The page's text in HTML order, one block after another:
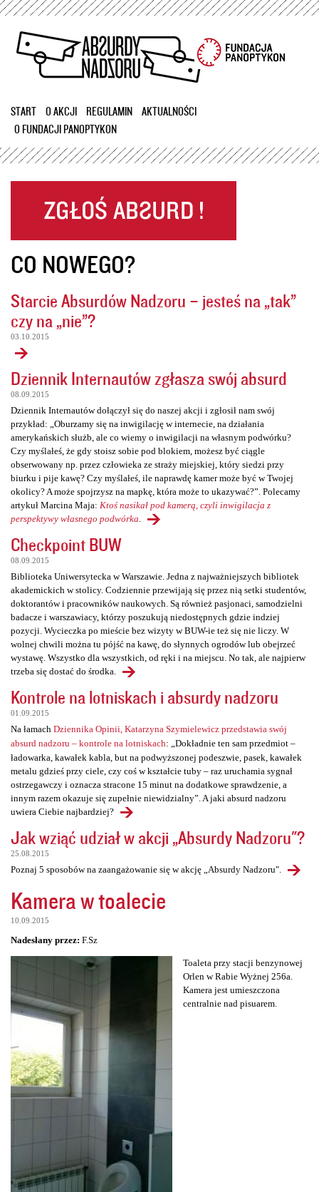
Przejdź
treści
START O AKCJI REGULAMIN
AKTUALNOŚCI
O FUNDACJI PANOPTYKON
CO NOWEGO?
Starcie Absurdów Nadzoru – jesteś na „tak”
czy na „nie”?
03.10.2015
Dziennik Internautów zgłasza swój absurd
08.09.2015
Dziennik Internautów dołączył się do naszej akcji i zgłosił nam swój
przykład: „Oburzamy się na inwigilację w internecie, na działania
amerykańskich służb, ale co wiemy o inwigilacji na własnym podwórku?
Czy myślałeś, że gdy stoisz sobie pod blokiem, możesz być ciągle
obserwowany np. przez człowieka ze straży miejskiej, który siedzi przy
biurku i pije kawę? Czy myślałeś, ile naprawdę kamer może być w Twojej
okolicy? A może spojrzysz na mapkę, która może to ukazywać?”. Polecamy
artykuł Marcina Maja: Ktoś nasikał pod kamerą, czyli inwigilacja z
perspektywy własnego podwórka
Checkpoint BUW
08.09.2015
Biblioteka Uniwersytecka w Warszawie. Jedna z najważniejszych bibliotek
akademickich w stolicy. Codziennie przewijają się przez nią setki studentów,
doktorantów i pracowników naukowych. Są również pasjonaci, samodzielni
badacze i warszawiacy, którzy poszukują niedostępnych gdzie indziej
pozycji. Wycieczka po mieście bez wizyty w BUW-ie też się nie liczy. W
wolnej chwili można tu pójść na kawę, do słynnych ogrodów lub obejrzeć
wystawę. Wszystko dla wszystkich, od ręki i na miejscu. No tak, ale najpierw
trzeba się dostać do środka.
Kontrole na lotniskach i absurdy nadzoru
01.09.2015
Na łamach Dziennika Opinii, Katarzyna Szymielewicz przedstawia swój
absurd nadzoru – kontrole na lotniskach: „Dokładnie ten sam przedmiot –
ładowarka, kawałek kabla, but na podwyższonej podeszwie, pasek, kawałek
metalu gdzieś przy ciele, czy coś w kształcie tuby – raz uruchamia sygnał
ostrzegawczy i oznacza stracone 15 minut na dodatkowe sprawdzenie, a
innym razem okazuje się zupełnie niewidzialny”. A jaki absurd nadzoru
uwiera Ciebie najbardziej?
Jak wziąć udział w akcji „Absurdy Nadzoru"?
25.08.2015
Poznaj 5 sposobów na zaangażowanie się w akcję „Absurdy Nadzoru".
Kamera w toalecie
10.09.2015
Nadesłany przez: F.Sz
Toaleta przy stacji benzynowej
Orlen w Rabie Wyżnej 256a.
Kamera jest umieszczona
centralnie nad pisuarem.